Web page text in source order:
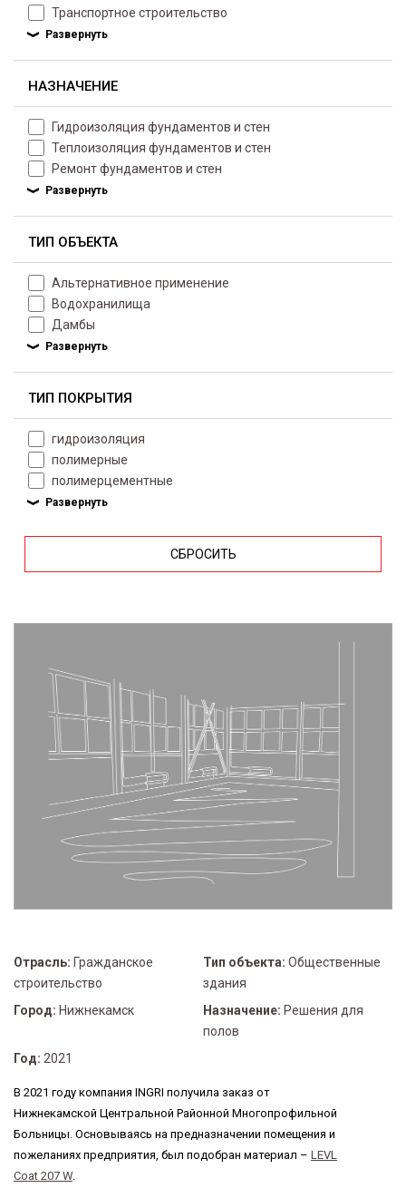
Транспортное строительство
НАЗНАЧЕНИЕ
Гидроизоляция фундаментов и стен
Теплоизоляция фундаментов и стен
Ремонт фундаментов и стен
ТИП ОБЪЕКТА
Альтернативное применение
Водохранилища
Дамбы
ТИП ПОКРЫТИЯ
гидроизоляция
полимерные
полимерцементные
СБРОСИТЬ
Отрасль: Гражданское
строительство
Тип объекта: Общественные
здания
Город: Нижнекамск Назначение: Решения для
полов
Год: 2021
В 2021 году компания INGRI получила заказ от
Нижнекамской Центральной Районной Многопрофильной
Больницы. Основываясь на предназначении помещения и
пожеланиях предприятия, был подобран материал – LEVL
Coat 207 W